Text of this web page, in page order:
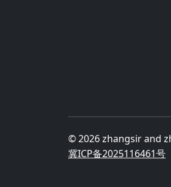
© 2026 zhangsir and
冀ICP备2025116461号